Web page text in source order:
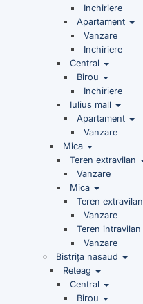
Inchiriere
Apartament
Vanzare
Inchiriere
Central
Birou
Inchiriere
Iulius mall
Apartament
Vanzare
Mica
Teren extravilan
Vanzare
Mica
Teren extravilan
Vanzare
Teren intravilan
Vanzare
Bistrița nasaud
Reteag
Central
Birou